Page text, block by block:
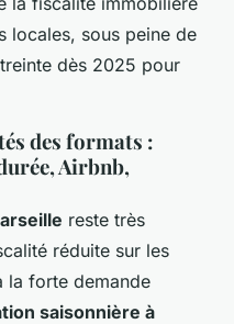
locales, sous peine de
dès 2025 pour
des formats :
Airbnb,
reste très
réduite sur les
la forte demande
saisonnière à